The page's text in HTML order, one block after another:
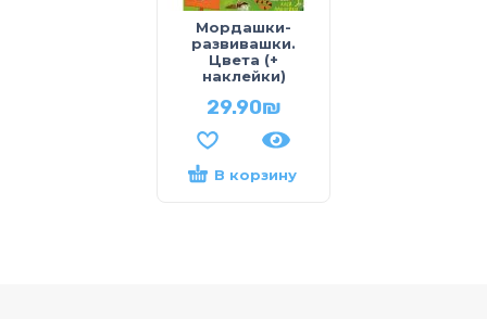
Мордашки-
развивашки.
Цвета (+
наклейки)
29.90₪
В корзину